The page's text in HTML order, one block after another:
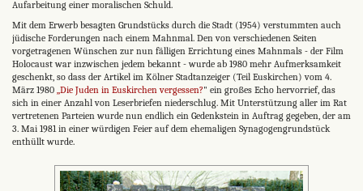
Auf­arbeitung einer moralischen Schuld.
Mit dem Erwerb besagten Grundstücks durch die Stadt (1954) verstummten auch
jüdische Forderungen nach einem Mahnmal. Den von verschiedenen Seiten
vorgetragenen Wünschen zur nun fälligen Errichtung eines Mahnmals - der Film
Holocaust war inzwischen jedem bekannt - wurde ab 1980 mehr Aufmerksamkeit
geschenkt, so dass der Artikel im Kölner Stadtanzeiger (Teil Euskirchen) vom 4.
März 1980 „Die Juden in Euskirchen vergessen?" ein großes Echo hervorrief, das
sich in einer Anzahl von Leserbriefen niederschlug. Mit Unterstützung aller im Rat
vertretenen Parteien wurde nun endlich ein Gedenkstein in Auftrag gegeben, der am
3. Mai 1981 in einer würdigen Feier auf dem ehemaligen Synagogengrund­stück
enthüllt wurde.